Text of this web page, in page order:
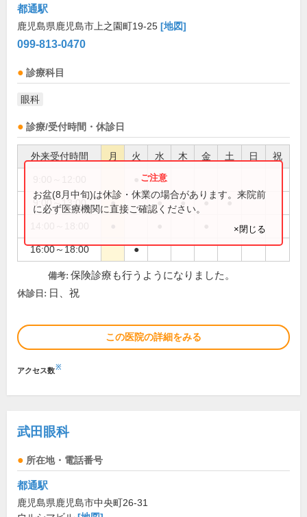
都通駅
鹿児島県鹿児島市上之園町19-25 [地図]
099-813-0470
診療科目
眼科
診療/受付時間・休診日
外来受付時間 月 火 水 木 金 土 日 祝
9:00～13:00 ● ● ● ● ●
16:00～18:00 ●
お盆(8月中旬)は休診・休業の場合があります。来院前
に必ず医療機関に直接ご確認ください。
×閉じる
備考: 保険診療も行うようになりました。
休診日: 日、祝
この医院の詳細をみる
アクセス数※
武田眼科
所在地・電話番号
都通駅
鹿児島県鹿児島市中央町26-31